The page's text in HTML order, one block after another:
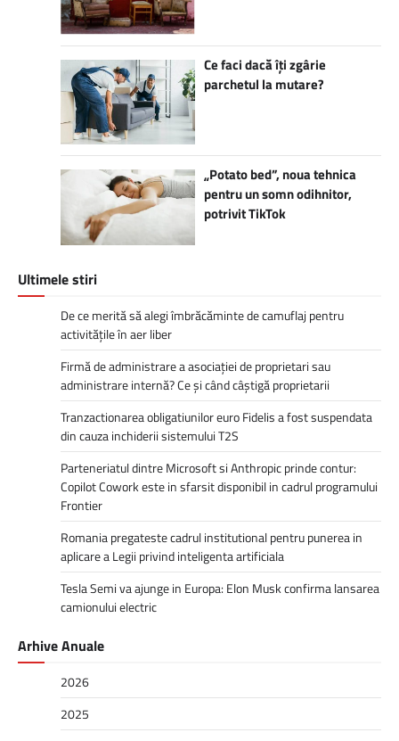
Ce faci dacă îți zgârie
parchetul la mutare?
„Potato bed”, noua tehnica
pentru un somn odihnitor,
potrivit TikTok
Ultimele stiri
De ce merită să alegi îmbrăcăminte de camuflaj pentru
activitățile în aer liber
Firmă de administrare a asociației de proprietari sau
administrare internă? Ce și când câștigă proprietarii
Tranzactionarea obligatiunilor euro Fidelis a fost suspendata
din cauza inchiderii sistemului T2S
Parteneriatul dintre Microsoft si Anthropic prinde contur:
Copilot Cowork este in sfarsit disponibil in cadrul programului
Frontier
Romania pregateste cadrul institutional pentru punerea in
aplicare a Legii privind inteligenta artificiala
Tesla Semi va ajunge in Europa: Elon Musk confirma lansarea
camionului electric
Arhive Anuale
2026
2025